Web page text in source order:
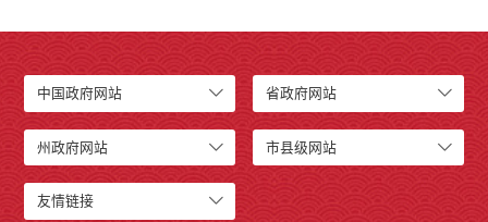
中国政府网站 省政府网站
州政府网站 市县级网站
友情链接